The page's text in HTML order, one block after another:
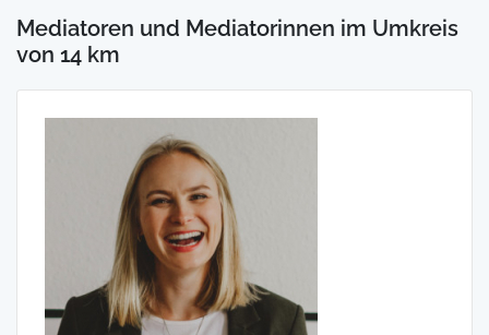
Mediatoren und Mediatorinnen im Umkreis
von 14 km